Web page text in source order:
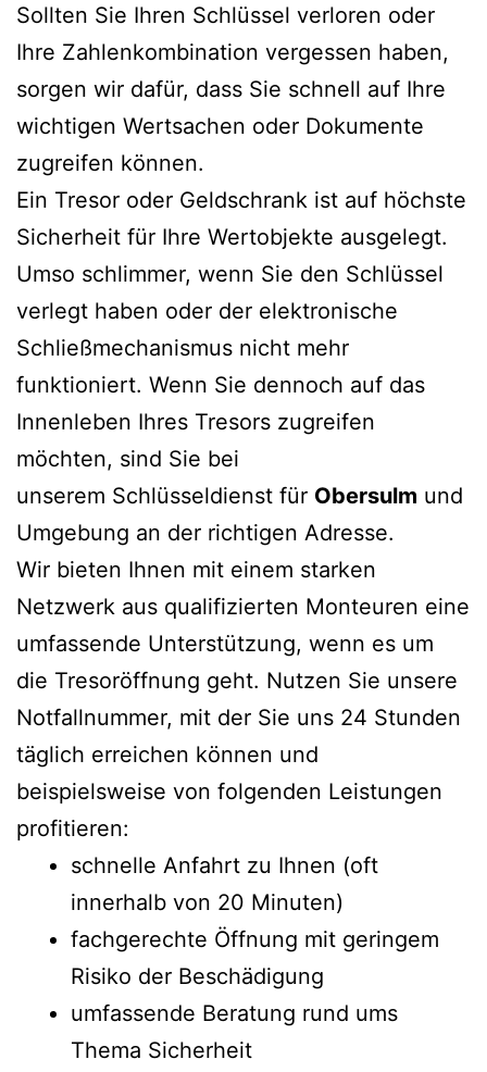
Sollten Sie Ihren Schlüssel verloren oder
Ihre Zahlenkombination vergessen haben,
sorgen wir dafür, dass Sie schnell auf Ihre
wichtigen Wertsachen oder Dokumente
zugreifen können.
Ein Tresor oder Geldschrank ist auf höchste
Sicherheit für Ihre Wertobjekte ausgelegt.
Umso schlimmer, wenn Sie den Schlüssel
verlegt haben oder der elektronische
Schließmechanismus nicht mehr
funktioniert. Wenn Sie dennoch auf das
Innenleben Ihres Tresors zugreifen
möchten, sind Sie bei
unserem Schlüsseldienst für Obersulm und
Umgebung an der richtigen Adresse.
Wir bieten Ihnen mit einem starken
Netzwerk aus qualifizierten Monteuren eine
umfassende Unterstützung, wenn es um
die Tresoröffnung geht. Nutzen Sie unsere
Notfallnummer, mit der Sie uns 24 Stunden
täglich erreichen können und
beispielsweise von folgenden Leistungen
profitieren:
schnelle Anfahrt zu Ihnen (oft
innerhalb von 20 Minuten)
fachgerechte Öffnung mit geringem
Risiko der Beschädigung
umfassende Beratung rund ums
Thema Sicherheit